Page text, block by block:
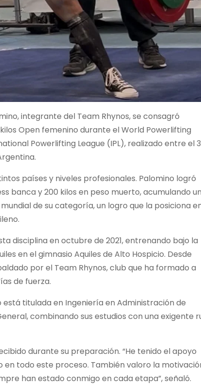
integrante del Team Rhynos, se consagró
Open femenino durante el World Powerlifting
Powerlifting League (IPL), realizado entre el
países y niveles profesionales. Palomino logró
banca y 200 kilos en peso muerto, acumulando un
de su categoría, un logro que la posiciona
disciplina en octubre de 2021, entrenando bajo la
en el gimnasio Aquiles de Alto Hospicio. Desde
por el Team Rhynos, club que ha formado a
de fuerza.
titulada en Ingeniería en Administración de
combinando sus estudios con una exigente
durante su preparación. “He tenido el apoyo
todo este proceso. También valoro la
han estado conmigo en cada etapa”, señaló.